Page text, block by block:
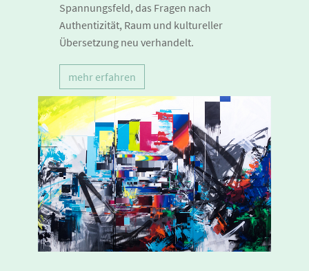
Spannungsfeld, das Fragen nach
Authentizität, Raum und kultureller
Übersetzung neu verhandelt.
mehr erfahren